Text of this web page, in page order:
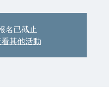
名已截止
其他活動